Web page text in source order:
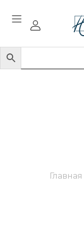
Главная